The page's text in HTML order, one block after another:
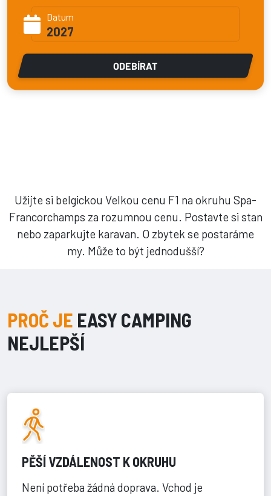
Datum
2027
ODEBÍRAT
Užijte si belgickou Velkou cenu F1 na okruhu Spa-
Francorchamps za rozumnou cenu. Postavte si stan
nebo zaparkujte karavan. O zbytek se postaráme
my. Může to být jednodušší?
PROČ JE EASY CAMPING
NEJLEPŠÍ
PĚŠÍ VZDÁLENOST K OKRUHU
Není potřeba žádná doprava. Vchod je